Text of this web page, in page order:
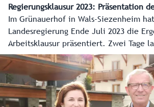
Regierungsklausur 2023: Präsentation
Im Grünauerhof in Wals-Siezenheim
Landesregierung Ende Juli 2023 die
Arbeitsklausur präsentiert. Zwei Tage
gemeinsam konkrete Maßnahmen für
Wohnen, Arbeitsmarkt sowie
erarbeitet.